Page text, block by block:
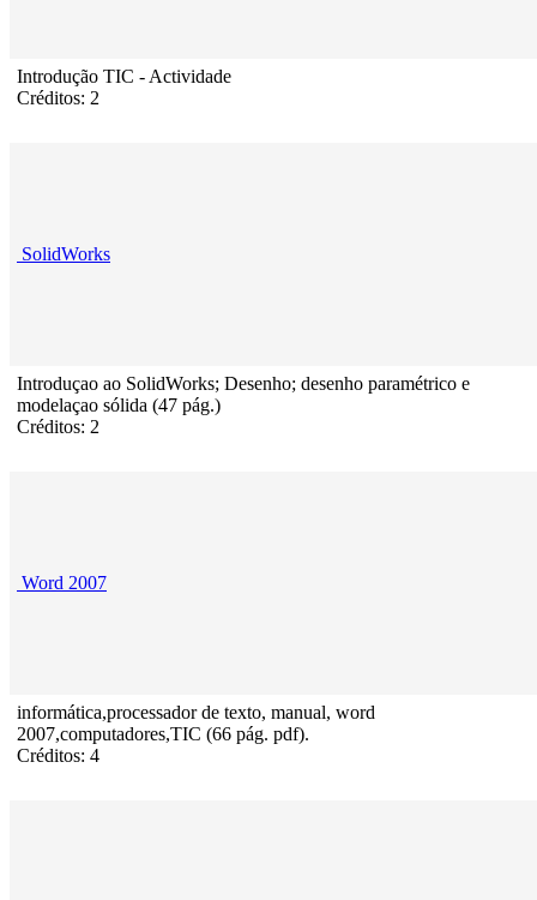
Introdução TIC - Actividade
Créditos: 2
SolidWorks
Introduçao ao SolidWorks; Desenho; desenho paramétrico e
modelaçao sólida (47 pág.)
Créditos: 2
Word 2007
informática,processador de texto, manual, word
2007,computadores,TIC (66 pág. pdf).
Créditos: 4